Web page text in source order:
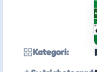
Kategori: